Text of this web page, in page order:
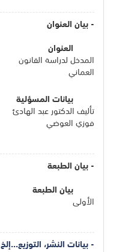
- بيان العنوان
العنوان
المدخل لدراسة القانون
العماني
بيانات المسؤلية
تأليف الدكتور عبد الهادئ
فوزي العوضي
- بيان الطبعة
بيان الطبعة
الأولى
- بيانات النشر، التوزيع...إلخ